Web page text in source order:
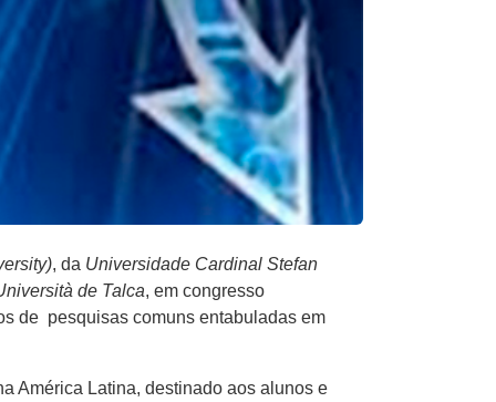
, da Universidade Cardinal Stefan
de Talca, em congresso
de pesquisas comuns entabuladas em
América Latina, destinado aos alunos e